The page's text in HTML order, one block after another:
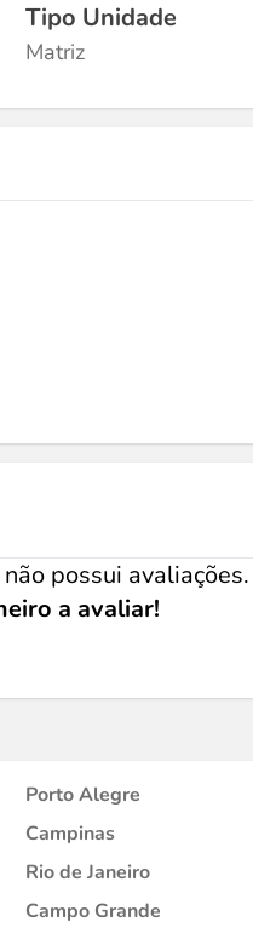
Tipo Unidade
Matriz
possui avaliações.
a avaliar!
Porto Alegre
Campinas
Rio de Janeiro
Campo Grande